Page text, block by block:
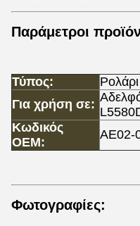
Παράμετροι
Τύπος:
Για χρήση σε:
Κωδικός
OEM:
AE02-
Φωτογραφίες: